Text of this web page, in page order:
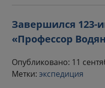
Завершился 123-
«Профессор
Опубликовано: 11
Метки: экспедиция